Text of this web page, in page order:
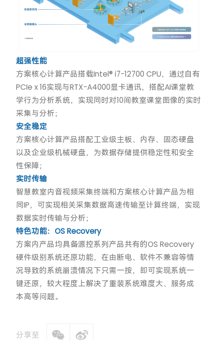
超强性能
方案核心计算产品搭载Intel® i7-12700 CPU，通过自有
PCIe x 16实现与RTX-A4000显卡通讯，搭配AI课堂教
学行为分析系统，实现同时对10间教室课堂图像的实时
采集与分析；
安全稳定
方案核心计算产品搭配工业级主板、内存、固态硬盘
以及企业级机械硬盘，为数据存储提供稳定性和安全
性保障；
实时传输
智慧教室内音视频采集终端和方案核心计算产品为相
同IP，可实现相关采集数据高速传输至计算终端，实现
数据实时传输与分析；
特色功能：OS Recovery
方案内产品均具备源控系列产品共有的OS Recovery
硬件级别系统还原功能，在由断电、软件不兼容等情
况导致的系统崩溃情况下只需一按，即可实现系统一
键还原，较大程度上解决了重装系统难度大、服务成
本高等问题。
分享至